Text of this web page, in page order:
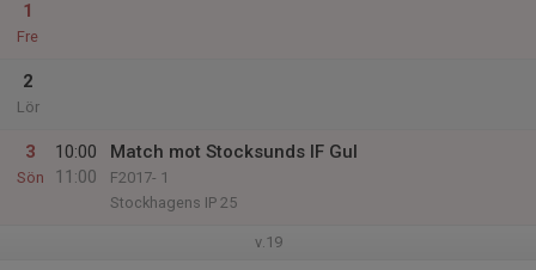
1
Fre
2
Lör
3
Sön
10:00
11:00
Match mot Stocksunds IF Gul
F2017- 1
Stockhagens IP 25
v.19